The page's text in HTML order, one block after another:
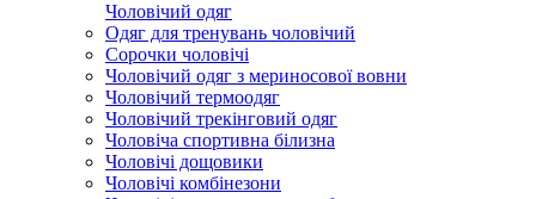
Чоловічий одяг
Одяг для тренувань чоловічий
Сорочки чоловічі
Чоловічий одяг з мериносової вовни
Чоловічий термоодяг
Чоловічий трекінговий одяг
Чоловіча спортивна білизна
Чоловічі дощовики
Чоловічі комбінезони